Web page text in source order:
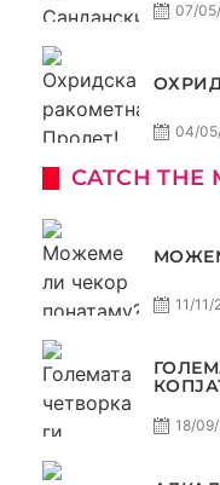
07/
04/
CATCH THE
11/11/
18/